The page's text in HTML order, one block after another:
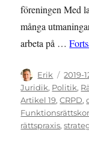
föreningen Med
många
arbeta på …
Författare
Erik
den
2019-
Juridik, Politik,
Artikel 19,CRPD,
rättspraxis,